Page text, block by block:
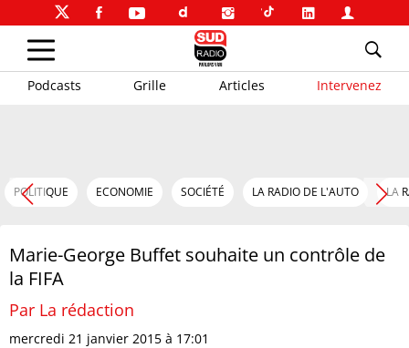
Podcasts Grille Articles Intervenez
POLITIQUE ECONOMIE SOCIÉTÉ LA RADIO DE L'AUTO LA
Marie-George Buffet souhaite un contrôle de
la FIFA
Par La rédaction
mercredi 21 janvier 2015 à 17:01